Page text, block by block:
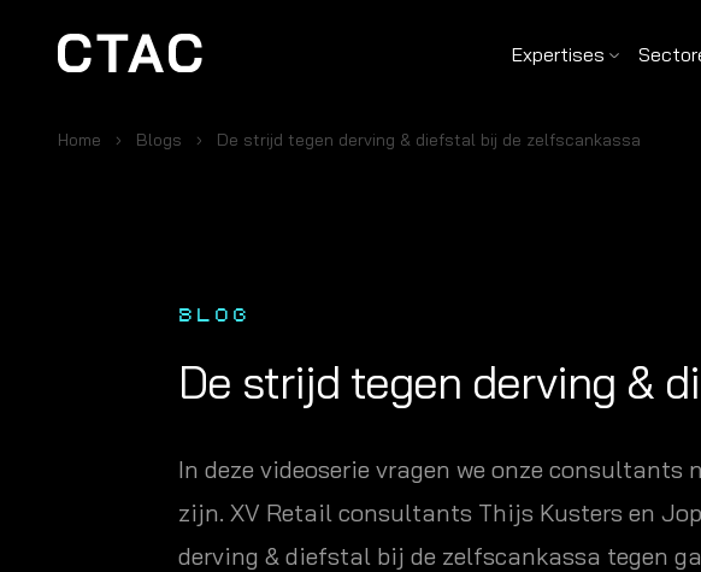
Expertises
Home Blogs De strijd tegen derving & diefstal bij de zelfscankassa
BLOG
De strijd tegen derving &
In deze videoserie vragen we onze
zijn. XV Retail consultants Thijs Kusters en
derving & diefstal bij de zelfscankassa tegen